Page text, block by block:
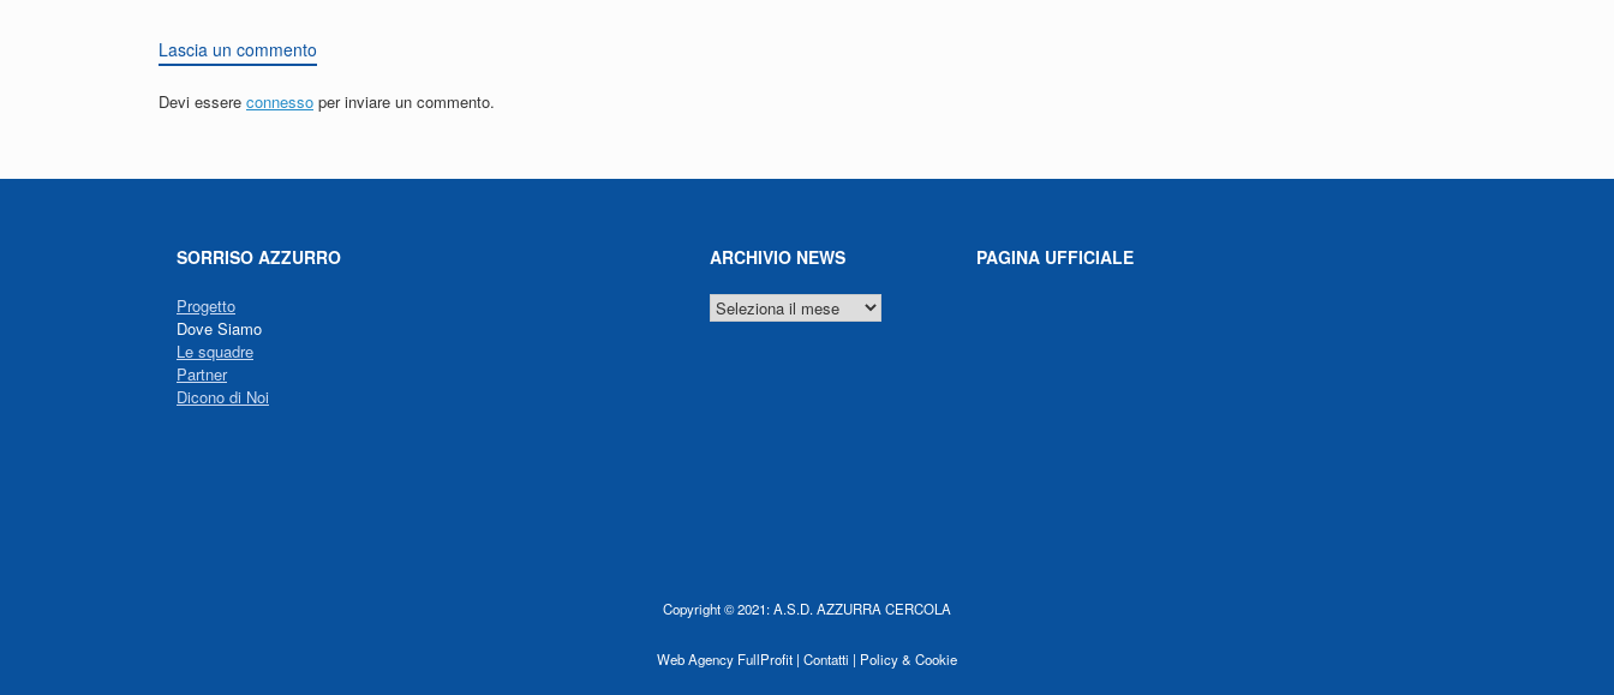
Lascia un commento
Devi essere connesso per inviare un commento.
SORRISO AZZURRO
Progetto
Dove Siamo
Le squadre
Partner
Dicono di Noi
ARCHIVIO NEWS
ARCHIVIO
NEWS
PAGINA UFFICIALE
Copyright © 2021: A.S.D. AZZURRA CERCOLA
Web Agency FullProfit | Contatti | Policy & Cookie